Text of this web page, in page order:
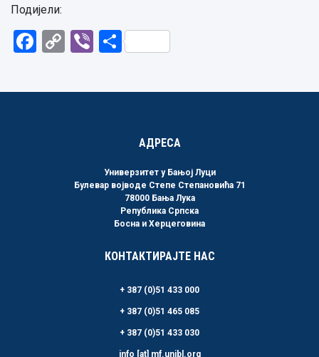
Подијели:
Facebook
CopyViberShare
АДРЕСА
Универзитет у Бањој Луци
Булевар војводе Степе Степановића 71
78000 Бања Лука
Република Српска
Босна и Херцеговина
КОНТАКТИРАЈТЕ НАС
+ 387 (0)51 433 000
+ 387 (0)51 465 085
+ 387 (0)51 433 030
info [at] mf.unibl.org